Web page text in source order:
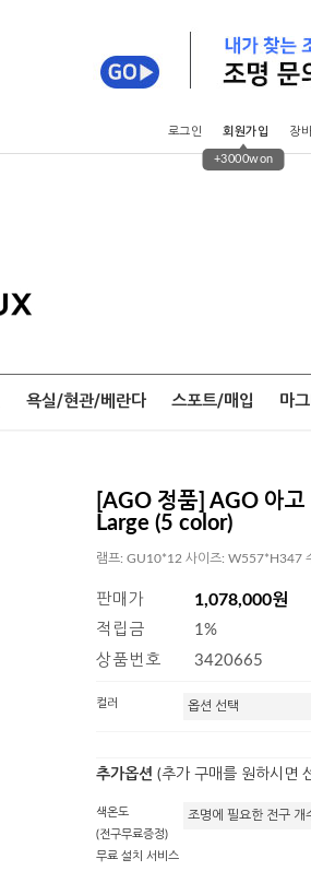
로그인 회원가입
+3000won
장
욕실/현관/베란다 스포트/매입 마
[AGO 정품] AGO 아
Large (5 color)
램프: GU10*12 사이즈: W557*H347
판매가 1,078,000원
적립금
1%
상품번호
3420665
컬러
추가옵션 (추가 구매를 원하시면
색온도
(전구무료증정)
무료 설치 서비스